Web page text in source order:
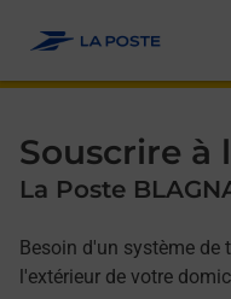
Souscrire à
La Poste
Besoin d'un système de
l'extérieur de votre